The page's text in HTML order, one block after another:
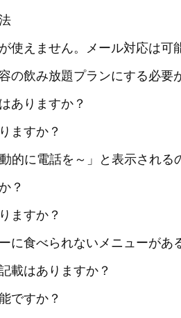
使えません。メール対応は可
の飲み放題プランにする必要
ありますか？
ますか？
的に電話を～」と表示され
？
ますか？
に食べられないメニューがあ
載はありますか？
ですか？